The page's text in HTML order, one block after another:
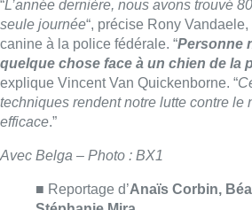
Lire aussi :
À Bruxelles, le
des lieux insolites :
exceptionnel, il faut